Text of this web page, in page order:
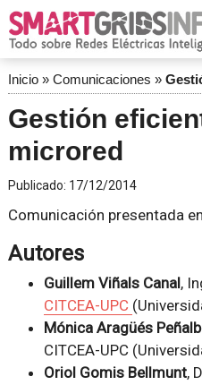
Inicio» Comunicaciones »
Gestión
microred
Publicado: 17/12/2014
Comunicación presentada
Autores
Guillem Viñals Canal,
CITCEA-UPC
Mónica Aragüés
CITCEA-UPC
Oriol Gomis Bellmunt,